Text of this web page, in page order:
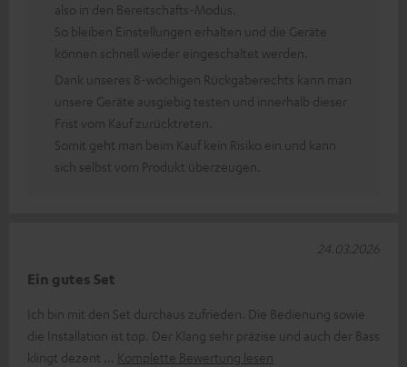
also in den Bereitschafts-Modus.
So bleiben Einstellungen erhalten und die Geräte
können schnell wieder eingeschaltet werden.
Dank unseres 8-wöchigen Rückgaberechts kann man
unsere Geräte ausgiebig testen und innerhalb dieser
Frist vom Kauf zurücktreten.
Somit geht man beim Kauf kein Risiko ein und kann
sich selbst vom Produkt überzeugen.
Ein gutes Set
Ich bin mit den Set durchaus zufrieden. Die Bedienung sowie
die Installation ist top. Der Klang sehr präzise und auch der Bass
klingt dezent
Komplette Bewertung lesen
24.03.2026